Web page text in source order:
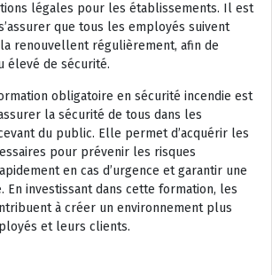
légales pour les établissements. Il est
que tous les employés suivent
renouvellent régulièrement, afin de
élevé de sécurité.
obligatoire en sécurité incendie est
la sécurité de tous dans les
du public. Elle permet d’acquérir les
pour prévenir les risques
en cas d’urgence et garantir une
En investissant dans cette formation, les
à créer un environnement plus
et leurs clients.